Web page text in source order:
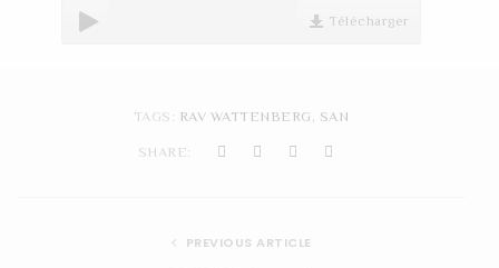
Télécharger
TAGS: RAV WATTENBERG SAN
SHARE:
PREVIOUS ARTICLE